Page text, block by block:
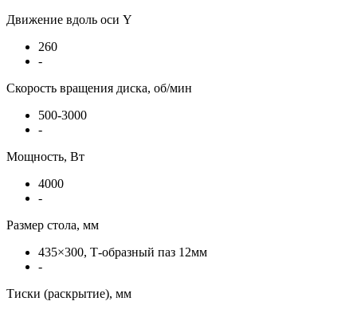
Движение вдоль оси Y
260
-
Скорость вращения диска, об/мин
500-3000
-
Мощность, Вт
4000
-
Размер стола, мм
435×300, Т-образный паз 12мм
-
Тиски (раскрытие), мм